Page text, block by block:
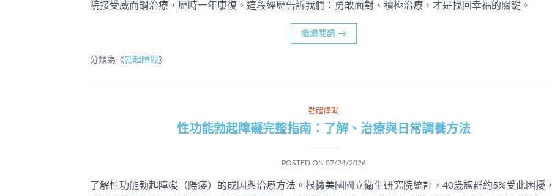
院接受威而鋼治療，歷時一年康復。這段經歷告訴我們：勇敢面對、積極治療，才是找回幸福的關鍵。
繼續閱讀 →
分類為《勃起障礙》
勃起障礙
性功能勃起障礙完整指南：了解、治療與日常調養方法
POSTED ON 07/24/2026
了解性功能勃起障礙（陽痿）的成因與治療方法。根據美國國立衛生研究院統計，40歲族群約5%受此困擾，